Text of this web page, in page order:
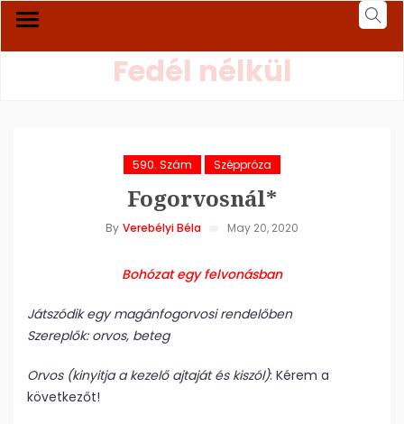
Fedél nélkül
590. Szám Széppróza
Fogorvosnál*
By Verebélyi Béla May 20, 2020
Bohózat egy felvonásban
Játszódik egy magánfogorvosi rendelőben
Szereplők: orvos, beteg
Orvos (kinyitja a kezelő ajtaját és kiszól): Kérem a
következőt!